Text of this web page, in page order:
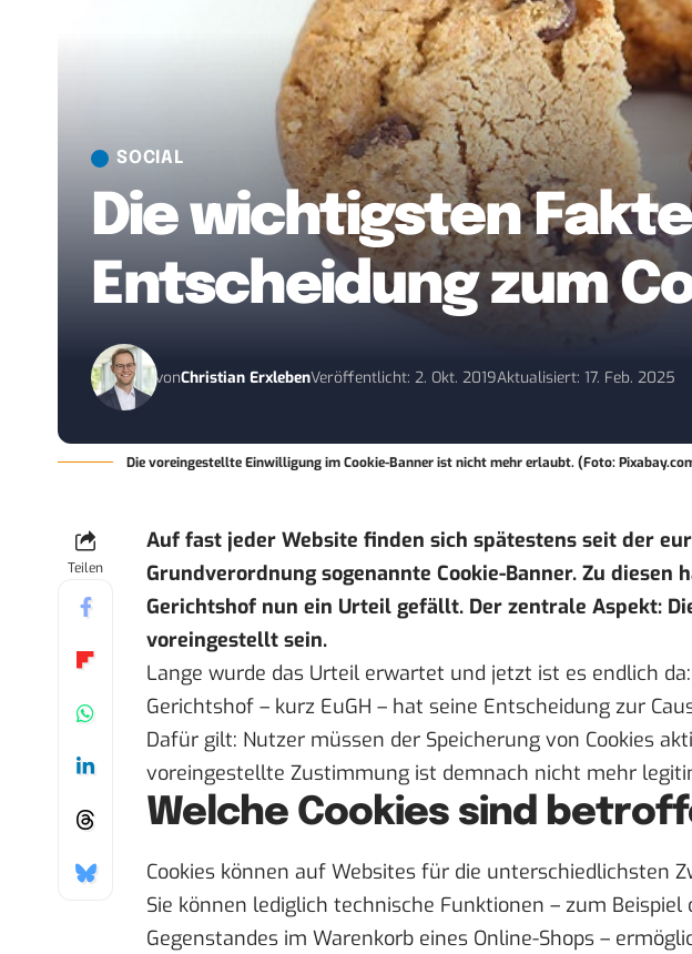
SOCIAL
Die wichtigsten
Entscheidung zum
vonChristian ErxlebenVeröffentlicht: 2. Okt. 2019Aktualisiert: 17. Feb. 2025
Die voreingestellte Einwilligung im Cookie-Banner ist nicht mehr erlaubt. (Foto:
Teilen
Auf fast jeder Website finden sich spätestens seit der
Grundverordnung sogenannte Cookie-Banner. Zu diesen
Gerichtshof nun ein Urteil gefällt. Der zentrale Aspekt:
voreingestellt sein.
Lange wurde das Urteilerwartet und jetzt ist es endlich da:
Gerichtshof – kurz EuGH – hat seine Entscheidung zur
Dafür gilt: Nutzer müssen der Speicherung von Cookies
voreingestellte Zustimmung ist demnach nicht mehr
Welche Cookies sind
Cookies können auf Websites für die unterschiedlichsten
Sie können lediglich technische Funktionen – zum Beispiel
Gegenstandes im Warenkorb eines Online-Shops –